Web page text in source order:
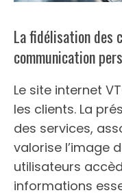
La fidélisation des
communication
Le site internet
les clients. La
des services,
valorise l’image
utilisateurs
informations